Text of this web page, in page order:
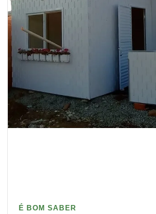
É BOM SABER